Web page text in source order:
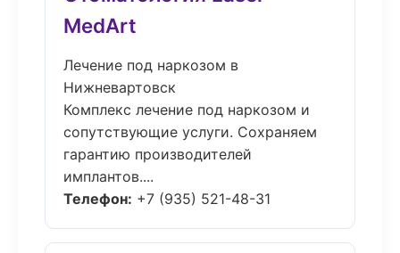
MedArt
Лечение под наркозом в
Нижневартовск
Комплекс лечение под наркозом и
сопутствующие услуги. Сохраняем
гарантию производителей
имплантов....
Телефон: +7 (935) 521-48-31